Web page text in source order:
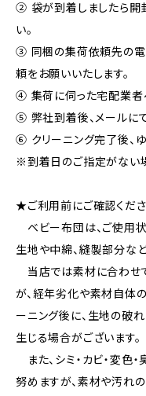
② 袋が到着しましたら開
い。
③ 同梱の集荷依頼先の電
頼をお願いいたします。
④ 集荷に伺った宅配業者
⑤ 弊社到着後、メールにて
⑥ クリーニング完了後、ゆ
※到着日のご指定がない
★ご利用前にご確認くだ
ベビー布団は、ご使用
生地や中綿、縫製部分な
当店では素材に合わせ
が、経年劣化や素材自体
ーニング後に、生地の破
生じる場合がございます。
また、シミ・カビ・変色
努めますが、素材や汚れ